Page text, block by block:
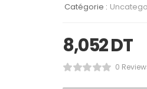
Catégorie :
8,052DT
0